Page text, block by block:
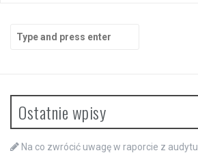
for:
Ostatnie wpisy
Na co zwrócić uwagę w raporcie z